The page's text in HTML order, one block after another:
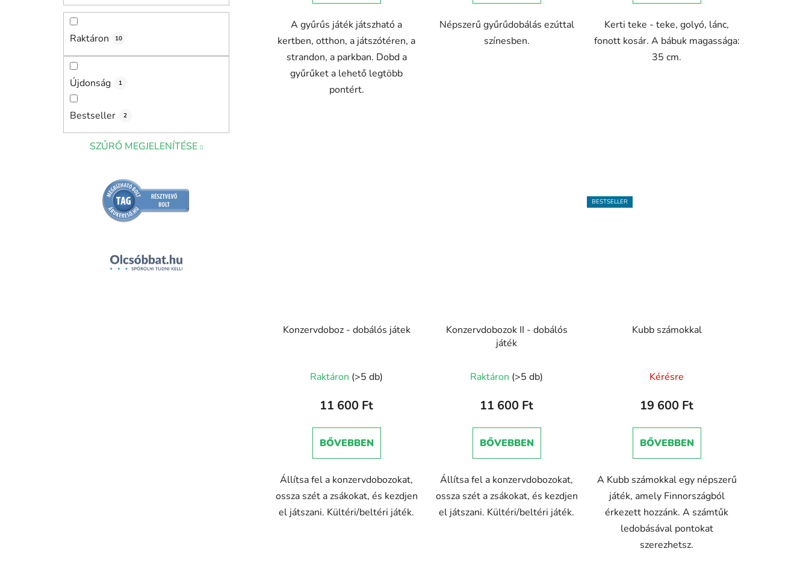
Raktáron 10
Újdonság 1
Bestseller 2
SZŰRŐ MEGJELENÍTÉSE
csillag.
A gyűrűs játék játszható a
kertben, otthon, a játszótéren, a
strandon, a parkban. Dobd a
gyűrűket a lehető legtöbb
pontért.
Népszerű gyűrűdobálás ezúttal
színesben.
Kerti teke - teke, golyó, lánc,
fonott kosár. A bábuk magassága:
35 cm.
Konzervdoboz - dobálós játek
Raktáron (>5 db)
11 600 Ft
BŐVEBBEN
Állítsa fel a konzervdobozokat,
ossza szét a zsákokat, és kezdjen
el játszani. Kültéri/beltéri játék.
Konzervdobozok II - dobálós
játék
Raktáron (>5 db)
11 600 Ft
BŐVEBBEN
Állítsa fel a konzervdobozokat,
ossza szét a zsákokat, és kezdjen
el játszani. Kültéri/beltéri játék.
BESTSELLER
Kubb számokkal
Kérésre
19 600 Ft
BŐVEBBEN
A Kubb számokkal egy népszerű
játék, amely Finnországból
érkezett hozzánk. A számtűk
ledobásával pontokat
szerezhetsz.